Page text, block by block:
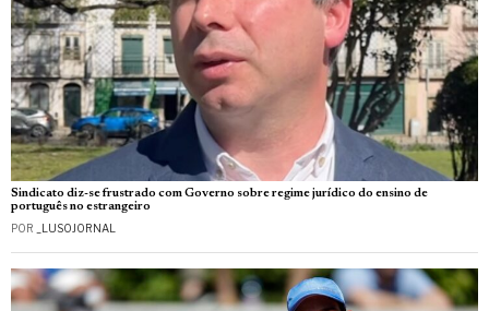
Sindicato diz-se frustrado com Governo sobre regime jurídico do ensino de
português no estrangeiro
POR _LUSOJORNAL